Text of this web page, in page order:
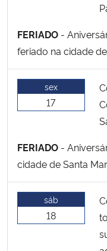
FERIADO -
feriado na cidade
sex
17
FERIADO -
cidade de Santa
sáb
18